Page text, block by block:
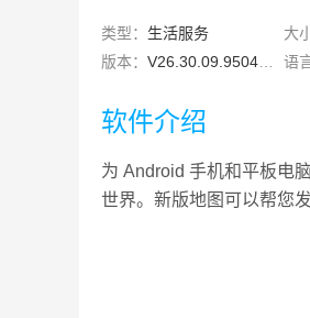
类型： 生活服务 大
版本： V26.30.09.950492
语
软件介绍
为 Android 手机和平板电
世界。新版地图可以帮您